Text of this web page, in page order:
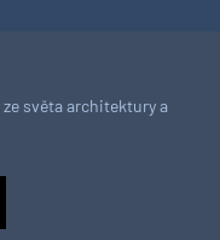
světa architektury a